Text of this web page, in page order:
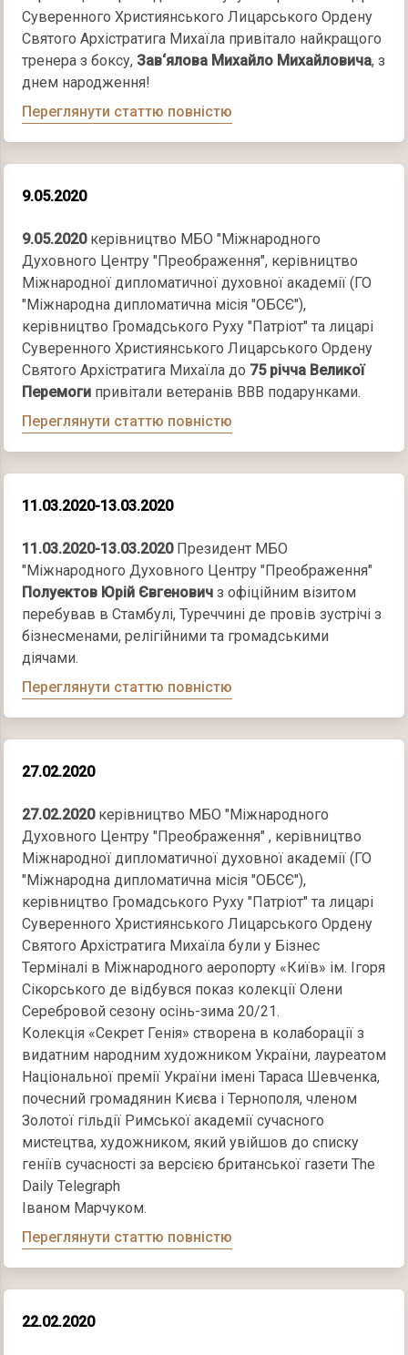
Суверенного Християнського Лицарського Ордену
Святого Архістратига Михаїла привітало найкращого
тренера з боксу, Зав‘ялова Михайло Михайловича, з
днем народження!
Переглянути статтю повністю
9.05.2020
9.05.2020керівництво МБО "Міжнародного
Духовного Центру "Преображення", керівництво
Міжнародної дипломатичної духовної академії (ГО
"Міжнародна дипломатична місія "ОБСЄ"),
керівництво Громадського Руху "Патріот" та лицарі
Суверенного Християнського Лицарського Ордену
Святого Архістратига Михаїла до 75 річча Великої
Перемоги привітали ветеранів ВВВ подарунками.
Переглянути статтю повністю
11.03.2020-13.03.2020
11.03.2020-13.03.2020Президент МБО
"Міжнародного Духовного Центру "Преображення"
Полуектов Юрій Євгенович з офіційним візитом
перебував в Стамбулі, Туреччині де провів зустрічі з
бізнесменами, релігійними та громадськими
діячами.
Переглянути статтю повністю
27.02.2020
27.02.2020керівництво МБО "Міжнародного
Духовного Центру "Преображення" , керівництво
Міжнародної дипломатичної духовної академії (ГО
"Міжнародна дипломатична місія "ОБСЄ"),
керівництво Громадського Руху "Патріот" та лицарі
Суверенного Християнського Лицарського Ордену
Святого Архістратига Михаїла були у Бізнес
Терміналі в Міжнародного аеропорту «Київ» ім. Ігоря
Сікорського де відбувся показ колекції Олени
Серебровой сезону осінь-зима 20/21.
Колекція «Секрет Генія» створена в колаборації з
видатним народним художником України, лауреатом
Національної премії України імені Тараса Шевченка,
почесний громадянин Києва і Тернополя, членом
Золотої гільдії Римської академії сучасного
мистецтва, художником, який увійшов до списку
геніїв сучасності за версією британської газети The
Daily Telegraph
Іваном Марчуком.
Переглянути статтю повністю
22.02.2020